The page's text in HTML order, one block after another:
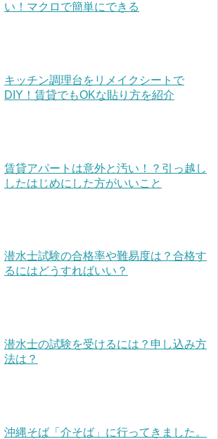
い！マクロで簡単にできる
キッチン調理台をリメイクシートで
DIY！賃貸でもOKな貼り方を紹介
賃貸アパートは意外と汚い！？引っ越し
したはじめにした方がいいこと
潜水士試験の合格率や難易度は？合格す
るにはどうすればいい？
潜水士の試験を受けるには？申し込み方
法は？
沖縄そば「介そば」に行ってきました。